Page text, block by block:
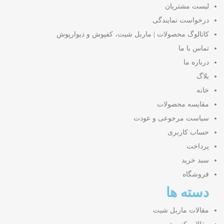
لیست مشتریان
درخواست نمایندگی
کاتالوگ محصولات | ماربل شیت، کفپوش و دیوارپوش
تماس با ما
درباره ما
بلاگ
خانه
مقایسه محصولات
سیاست مرجوعی و عودت
حساب کاربری
پرداخت
سبد خرید
فروشگاه
دسته ها
مقالات ماربل شیت